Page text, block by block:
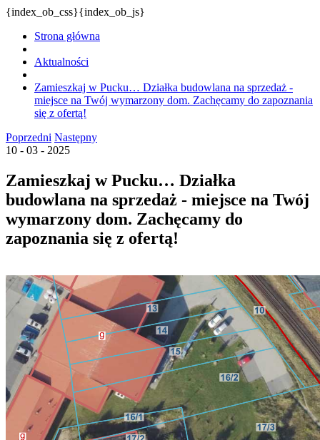
{index_ob_css}{index_ob_js}
Strona główna
Aktualności
Zamieszkaj w Pucku… Działka budowlana na sprzedaż -
miejsce na Twój wymarzony dom. Zachęcamy do zapoznania
się z ofertą!
Poprzedni Następny
10 - 03 - 2025
Zamieszkaj w Pucku… Działka
budowlana na sprzedaż - miejsce na Twój
wymarzony dom. Zachęcamy do
zapoznania się z ofertą!